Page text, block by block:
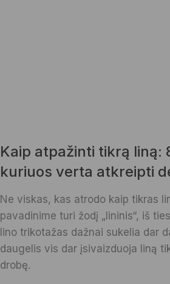
Kaip atpažinti tikrą liną:
kuriuos verta atkreipti
Ne viskas, kas atrodo kaip tikras
pavadinime turi žodį „lininis“, iš
lino trikotažas dažnai sukelia dar
daugelis vis dar įsivaizduoja liną
drobę.